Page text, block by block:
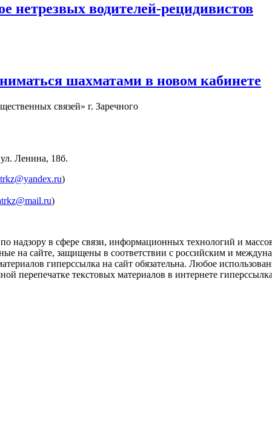
нетрезвых водителей-рецидивистов
шахматами в новом кабинете
связей» г. Заречного
Ленина, 18б.
)
)
надзору в сфере связи, информационных технологий и
на сайте, защищены в соответствии с российским и
гиперссылка на сайт обязательна. Любое
перепечатке текстовых материалов в интернете